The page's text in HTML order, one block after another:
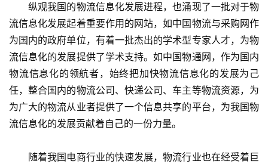
纵观我国的物流信息化发展进程，也涌现了一批对于物
流信息化发展起着重要作用的网站，如中国物流与采购网作
为国内的政府单位，有着一批杰出的学术型专家人才，为物
流信息化的发展提供了学术支持。如中国物通网，作为国内
物流信息化的领航者，始终把加快物流信息化的发展为己
任，整合国内的物流公司、快递公司、车主等物流资源，为
为广大的物流从业者提供了一个信息共享的平台，为我国物
流信息化的发展贡献着自己的一份力量。
随着我国电商行业的快速发展，物流行业也在经受着巨